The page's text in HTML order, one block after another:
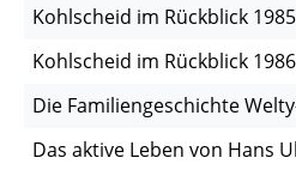
Kohlscheid im Rückblick 1985
Kohlscheid im Rückblick 1986
Die Familiengeschichte
Das aktive Leben von Hans